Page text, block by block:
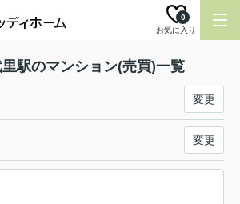
お気に入り
0
駅のマンション(売買)一覧
変更
変更